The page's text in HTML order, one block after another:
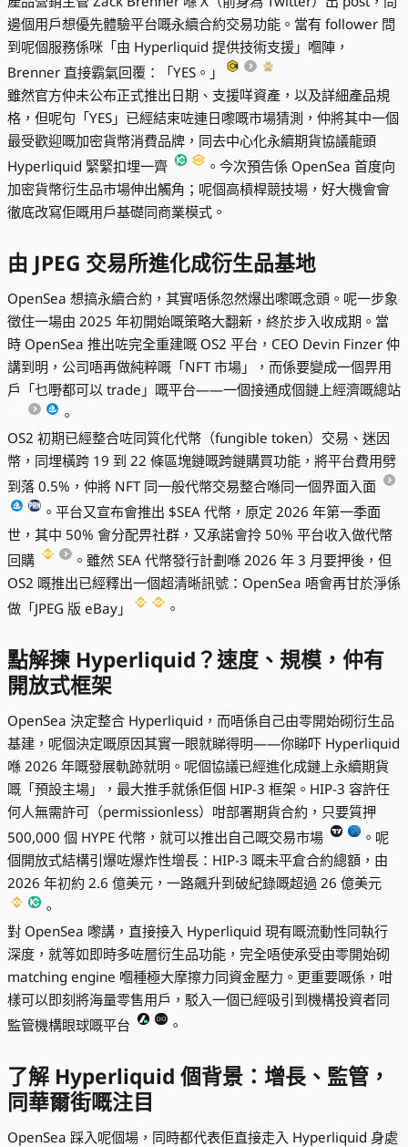
邊個用戶想優先體驗平台嘅永續合約交易功能。當有 follower 問
到呢個服務係咪「由 Hyperliquid 提供技術支援」嗰陣，
Brenner 直接霸氣回覆：「YES。」
雖然官方仲未公布正式推出日期、支援咩資產，以及詳細產品規
格，但呢句「YES」已經結束咗連日嚟嘅市場猜測，仲將其中一個
最受歡迎嘅加密貨幣消費品牌，同去中心化永續期貨協議龍頭
Hyperliquid 緊緊扣埋一齊
。今次預告係 OpenSea 首度向
加密貨幣衍生品市場伸出觸角；呢個高槓桿競技場，好大機會會
徹底改寫佢嘅用戶基礎同商業模式。
由 JPEG 交易所進化成衍生品基地
OpenSea 想搞永續合約，其實唔係忽然爆出嚟嘅念頭。呢一步象
徵住一場由 2025 年初開始嘅策略大翻新，終於步入收成期。當
時 OpenSea 推出咗完全重建嘅 OS2 平台，CEO Devin Finzer 仲
講到明，公司唔再做純粹嘅「NFT 市場」，而係要變成一個畀用
戶「乜嘢都可以 trade」嘅平台——一個接通成個鏈上經濟嘅總站
。
OS2 初期已經整合咗同質化代幣（fungible token）交易、迷因
幣，同埋橫跨 19 到 22 條區塊鏈嘅跨鏈購買功能，將平台費用劈
到落 0.5%，仲將 NFT 同一般代幣交易整合喺同一個界面入面
。平台又宣布會推出 $SEA 代幣，原定 2026 年第一季面
世，其中 50% 會分配畀社群，又承諾會拎 50% 平台收入做代幣
回購
。雖然 SEA 代幣發行計劃喺 2026 年 3 月要押後，但
OS2 嘅推出已經釋出一個超清晰訊號：OpenSea 唔會再甘於淨係
做「JPEG 版 eBay」
。
點解揀 Hyperliquid？速度、規模，仲有
開放式框架
OpenSea 決定整合 Hyperliquid，而唔係自己由零開始砌衍生品
基建，呢個決定嘅原因其實一眼就睇得明——你睇吓 Hyperliquid
喺 2026 年嘅發展軌跡就明。呢個協議已經進化成鏈上永續期貨
嘅「預設主場」，最大推手就係佢個 HIP-3 框架。HIP-3 容許任
何人無需許可（permissionless）咁部署期貨合約，只要質押
500,000 個 HYPE 代幣，就可以推出自己嘅交易市場
。呢
個開放式結構引爆咗爆炸性增長：HIP-3 嘅未平倉合約總額，由
2026 年初約 2.6 億美元，一路飆升到破紀錄嘅超過 26 億美元
。
對 OpenSea 嚟講，直接接入 Hyperliquid 現有嘅流動性同執行
深度，就等如即時多咗層衍生品功能，完全唔使承受由零開始砌
matching engine 嗰種極大摩擦力同資金壓力。更重要嘅係，咁
樣可以即刻將海量零售用戶，駁入一個已經吸引到機構投資者同
監管機構眼球嘅平台
。
了解 Hyperliquid 個背景：增長、監管，
同華爾街嘅注目
OpenSea 踩入呢個場，同時都代表佢直接走入 Hyperliquid 身處